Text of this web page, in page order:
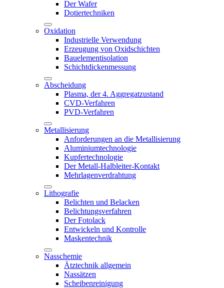
Der Wafer
Dotiertechniken
Oxidation
Industrielle Verwendung
Erzeugung von Oxidschichten
Bauelementisolation
Schichtdickenmessung
Abscheidung
Plasma, der 4. Aggregatzustand
CVD-Verfahren
PVD-Verfahren
Metallisierung
Anforderungen an die Metallisierung
Aluminiumtechnologie
Kupfertechnologie
Der Metall-Halbleiter-Kontakt
Mehrlagenverdrahtung
Lithografie
Belichten und Belacken
Belichtungsverfahren
Der Fotolack
Entwickeln und Kontrolle
Maskentechnik
Nasschemie
Ätztechnik allgemein
Nassätzen
Scheibenreinigung